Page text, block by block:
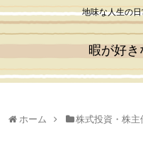
地味な人生の
暇が好
ホーム 株式投資・株主